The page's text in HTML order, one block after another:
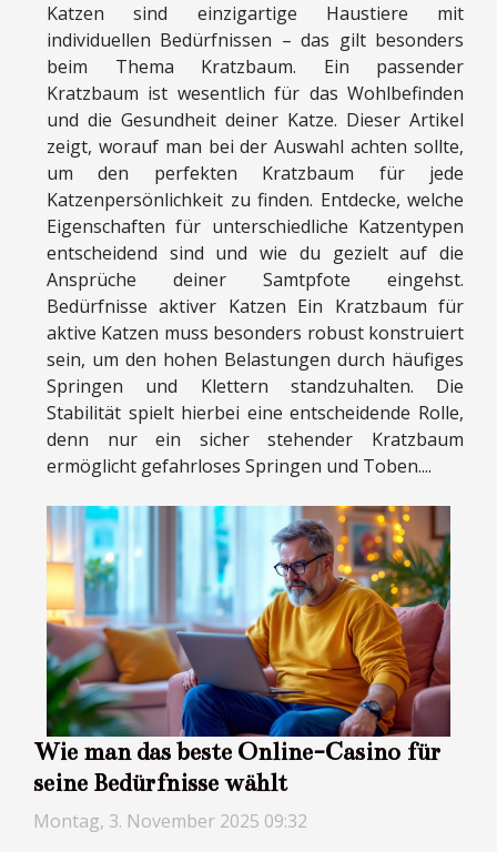
Katzen sind einzigartige Haustiere mit
individuellen Bedürfnissen – das gilt besonders
beim Thema Kratzbaum. Ein passender
Kratzbaum ist wesentlich für das Wohlbefinden
und die Gesundheit deiner Katze. Dieser Artikel
zeigt, worauf man bei der Auswahl achten sollte,
um den perfekten Kratzbaum für jede
Katzenpersönlichkeit zu finden. Entdecke, welche
Eigenschaften für unterschiedliche Katzentypen
entscheidend sind und wie du gezielt auf die
Ansprüche deiner Samtpfote eingehst.
Bedürfnisse aktiver Katzen Ein Kratzbaum für
aktive Katzen muss besonders robust konstruiert
sein, um den hohen Belastungen durch häufiges
Springen und Klettern standzuhalten. Die
Stabilität spielt hierbei eine entscheidende Rolle,
denn nur ein sicher stehender Kratzbaum
ermöglicht gefahrloses Springen und Toben....
Wie man das beste Online-Casino für
seine Bedürfnisse wählt
Montag, 3. November 2025 09:32